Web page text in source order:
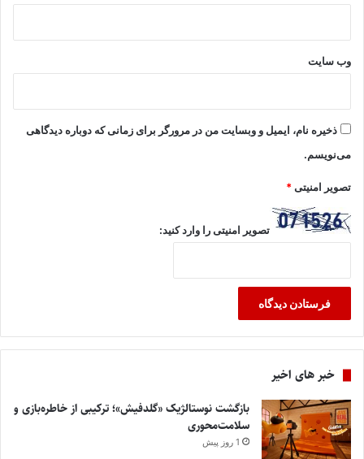
وب‌ سایت
ذخیره نام، ایمیل و وبسایت من در مرورگر برای زمانی که دوباره دیدگاهی
می‌نویسم.
تصویر امنیتی*
تصویر امنیتی را وارد کنید:
خبر های اخیر
بازگشت نوستالژیک «گلدفیش»؛ ترکیبی از خاطره‌بازی و
سلامت‌محوری
1 روز پیش